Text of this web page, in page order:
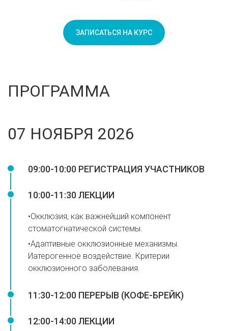
ЗАПИСАТЬСЯ НА КУРС
ПРОГРАММА
07 НОЯБРЯ 2026
09:00-10:00 РЕГИСТРАЦИЯ УЧАСТНИКОВ
10:00-11:30 ЛЕКЦИИ
•Окклюзия, как важнейший компонент
стоматогнатической системы.
•⁠Адаптивные окклюзионные механизмы.
Иатерогенное воздействие. Критерии
окклюзионного заболевания.
11:30-12:00 ПЕРЕРЫВ (КОФЕ-БРЕЙК)
12:00-14:00 ЛЕКЦИИ